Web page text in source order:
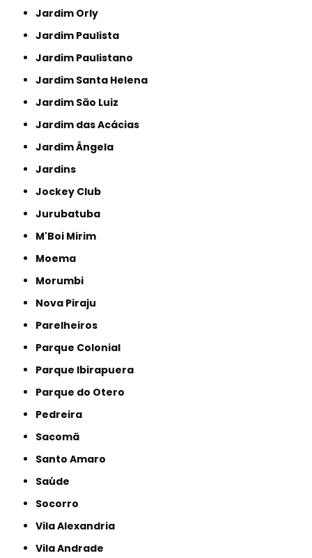
Jardim Orly
Jardim Paulista
Jardim Paulistano
Jardim Santa Helena
Jardim São Luiz
Jardim das Acácias
Jardim Ângela
Jardins
Jockey Club
Jurubatuba
M'Boi Mirim
Moema
Morumbi
Nova Piraju
Parelheiros
Parque Colonial
Parque Ibirapuera
Parque do Otero
Pedreira
Sacomã
Santo Amaro
Saúde
Socorro
Vila Alexandria
Vila Andrade